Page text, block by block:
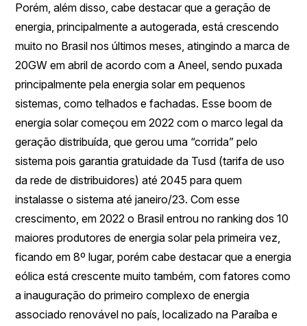
Porém, além disso, cabe destacar que a geração de
energia, principalmente a autogerada, está crescendo
muito no Brasil nos últimos meses, atingindo a marca de
20GW em abril de acordo com a Aneel, sendo puxada
principalmente pela energia solar em pequenos
sistemas, como telhados e fachadas. Esse boom de
energia solar começou em 2022 com o marco legal da
geração distribuída, que gerou uma “corrida” pelo
sistema pois garantia gratuidade da Tusd (tarifa de uso
da rede de distribuidores) até 2045 para quem
instalasse o sistema até janeiro/23. Com esse
crescimento, em 2022 o Brasil entrou no ranking dos 10
maiores produtores de energia solar pela primeira vez,
ficando em 8º lugar, porém cabe destacar que a energia
eólica está crescente muito também, com fatores como
a inauguração do primeiro complexo de energia
associado renovável no país, localizado na Paraíba e